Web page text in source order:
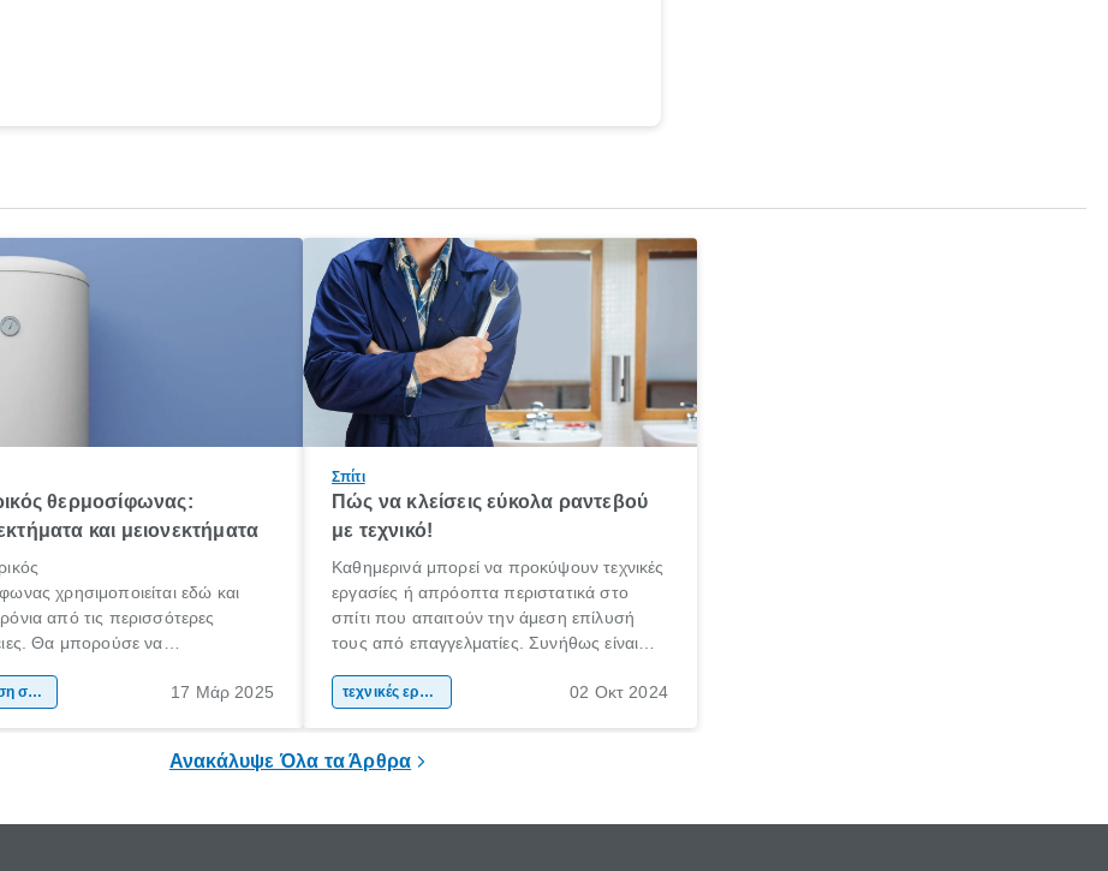
θερμοσίφωνας:
και μειονεκτήματα
χρησιμοποιείται εδώ και
από τις περισσότερες
Θα μπορούσε να
νερού αλλά σίγουρα είναι η
θέρμανση σπιτιού 17 Μάρ 2025
Σπίτι
Πώς να κλείσεις εύκολα ραντεβού
με τεχνικό!
Καθημερινά μπορεί να προκύψουν τεχνικές
εργασίες ή απρόοπτα περιστατικά στο
σπίτι που απαιτούν την άμεση επίλυσή
τους από επαγγελματίες. Συνήθως είναι
να τις επιδιορθώσεις μόνος σου, τις
έναν πιστοποιημένο τεχνικό.
τεχνικές εργασίες 02 Οκτ 2024
Ανακάλυψε Όλα τα Άρθρα